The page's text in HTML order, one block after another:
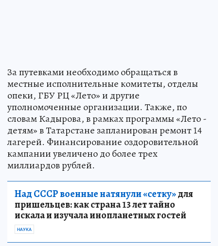
За путевками необходимо обращаться в
местные исполнительные комитеты, отделы
опеки, ГБУ РЦ «Лето» и другие
уполномоченные организации. Также, по
словам Кадырова, в рамках программы «Лето -
детям» в Татарстане запланирован ремонт 14
лагерей. Финансирование оздоровительной
кампании увеличено до более трех
миллиардов рублей.
Над СССР военные натянули «сетку»для
пришельцев: как страна 13 лет тайно
искала и изучала инопланетных гостей
НАУКА